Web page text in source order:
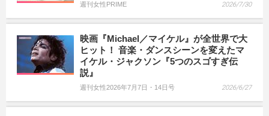
週刊女性PRIME 2026/7/30
映画『Michael／マイケル』が全世界で大
ヒット！ 音楽・ダンスシーンを変えたマ
イケル・ジャクソン『5つのスゴすぎ伝
説』
週刊女性2026年7月7日・14日号 2026/6/27